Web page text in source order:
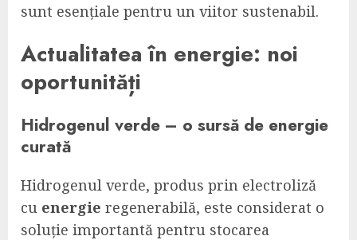
sunt esențiale pentru un viitor sustenabil.
Actualitatea în energie: noi
oportunități
Hidrogenul verde – o sursă de energie
curată
Hidrogenul verde, produs prin electroliză
cu energie regenerabilă, este considerat o
soluție importantă pentru stocarea